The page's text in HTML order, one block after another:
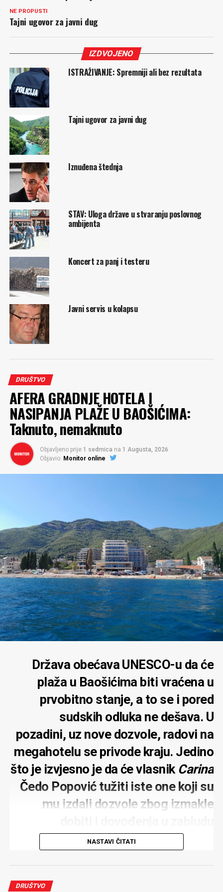
NE PROPUSTI
Tajni ugovor za javni dug
IZDVOJENO
ISTRAŽIVANJE: Spremniji ali bez rezultata
Tajni ugovor za javni dug
Iznuđena štednja
STAV: Uloga države u stvaranju poslovnog
ambijenta
Koncert za panj i testeru
Javni servis u kolapsu
DRUŠTVO
AFERA GRADNJE HOTELA I
NASIPANJA PLAŽE U BAOŠIĆIMA:
Taknuto, nemaknuto
Objavljeno prije 1 sedmica na 1 Augusta, 2026
Objavio: Monitor online
Država obećava UNESCO-u da će
plaža u Baošićima biti vraćena u
prvobitno stanje, a to se i pored
sudskih odluka ne dešava. U
pozadini, uz nove dozvole, radovi na
megahotelu se privode kraju. Jedino
što je izvjesno je da će vlasnik Carina
Čedo Popović tužiti iste one koji su
mu izdali dozvole zbog izmakle
Rok o vraćanju plaže u Baošićima, koju je nasula
NASTAVI ČITATI
DRUŠTVO